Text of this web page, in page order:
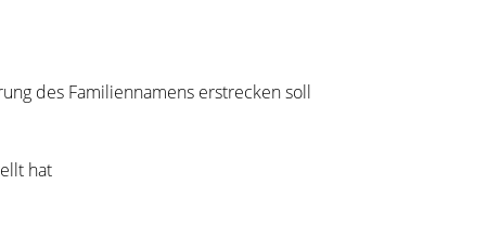
des Familiennamens erstrecken soll
hat